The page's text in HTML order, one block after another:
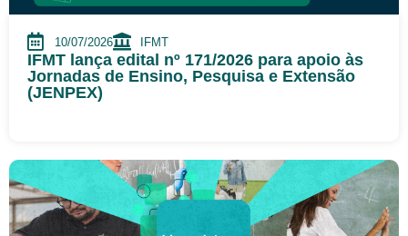
10/07/2026 IFMT
IFMT lança edital nº 171/2026 para apoio às
Jornadas de Ensino, Pesquisa e Extensão
(JENPEX)